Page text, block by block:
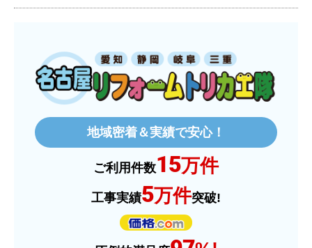
ものおきものおきさん
2025年12月26日 18:45
欲しい商品をスムーズに注文できましたか？
はい
ショップからの連絡や対応は適切でしたか？
商品の梱包は必要十分なものでしたか？
地域密着＆実績で安心！
ご利用件数15万件
工事実績5万件突破!